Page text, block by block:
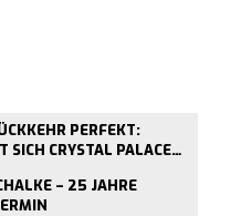
PERFEKT:
CRYSTAL PALACE A
– 25 JAHRE